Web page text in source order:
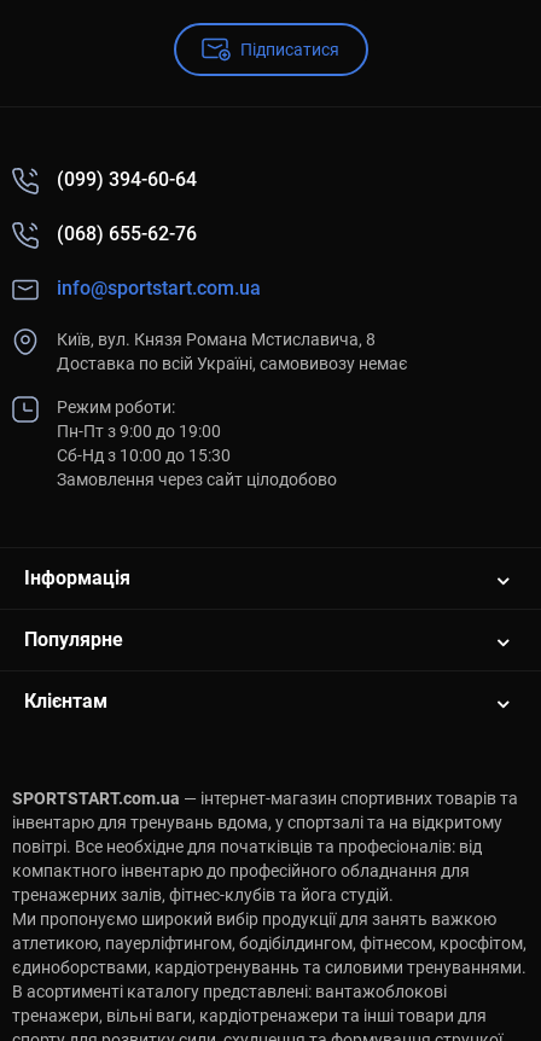
Підписатися
(099) 394-60-64
(068) 655-62-76
info@sportstart.com.ua
Київ, вул. Князя Романа Мстиславича, 8
Доставка по всій Україні, самовивозу немає
Режим роботи:
Пн-Пт з 9:00 до 19:00
Сб-Нд з 10:00 до 15:30
Замовлення через сайт цілодобово
Інформація
Популярне
Клієнтам
SPORTSTART.com.ua — інтернет-магазин спортивних товарів та
інвентарю для тренувань вдома, у спортзалі та на відкритому
повітрі. Все необхідне для початківців та професіоналів: від
компактного інвентарю до професійного обладнання для
тренажерних залів, фітнес-клубів та йога студій.
Ми пропонуємо широкий вибір продукції для занять важкою
атлетикою, пауерліфтингом, бодібілдингом, фітнесом, кросфітом,
єдиноборствами, кардіотренуваннь та силовими тренуваннями.
В асортименті каталогу представлені: вантажоблокові
тренажери, вільні ваги, кардіотренажери та інші товари для